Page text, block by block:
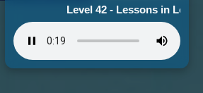
Level 42 -